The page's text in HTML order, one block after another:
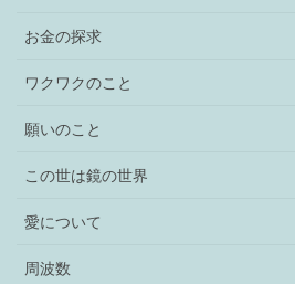
お金の探求
ワクワクのこと
願いのこと
この世は鏡の世界
愛について
周波数